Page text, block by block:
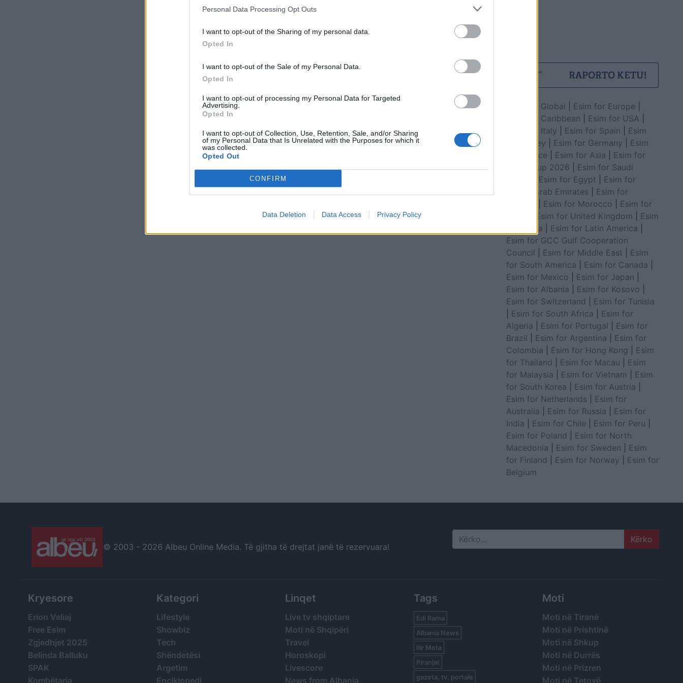
Personal Data Processing Opt Outs
I want to opt-out of the Sharing of my personal data.
Opted In
I want to opt-out of the Sale of my Personal Data.
Opted In
I want to opt-out of processing my Personal Data for Targeted
Advertising.
Opted In
I want to opt-out of Collection, Use, Retention, Sale, and/or Sharing
of my Personal Data that Is Unrelated with the Purposes for which it
was collected.
Opted Out
CONFIRM
Data Deletion Data Access Privacy Policy
Esim for Global Esim for Europe
Esim for Caribbean
Esim for USA
Esim for Italy
Esim for Spain
Esim
for Turkey
Esim for Germany
Esim
for Greece
Esim for Asia
Esim for
World Cup 2026
Esim for Saudi
Esim for Egypt
Esim for
United Arab Emirates
Esim for
Esim for Morocco
Esim for
Esim for United Kingdom
Esim
for Africa
Esim for Latin America
Esim for GCC Gulf Cooperation
Council
Esim for Middle East
Esim
for South America
Esim for Canada
Esim for Mexico
Esim for Japan
Esim for Albania
Esim for Kosovo
Esim for Switzerland
Esim for Tunisia
Esim for South Africa
Esim for
Algeria
Esim for Portugal
Esim for
Brazil
Esim for Argentina
Esim for
Colombia
Esim for Hong Kong
Esim
for Thailand
Esim for Macau
Esim
for Malaysia
Esim for Vietnam
Esim
for South Korea
Esim for Austria
Esim for Netherlands
Esim for
Australia
Esim for Russia
Esim for
India
Esim for Chile Esim for Peru
Esim for Poland
Esim for North
Macedonia
Esim for Sweden
Esim
for Finland
Esim for Norway
Esim for
Belgium
© 2003 - 2026 Albeu Online Media. Të gjitha të drejtat janë të rezervuara! Search
Kryesore
Erion Veliaj
Free Esim
Zgjedhjet 2025
Belinda Balluku
SPAK
Kombëtarja
Kategori
Lifestyle
Showbiz
Tech
Shëndetësi
Argetim
Enciklopedi
Linqet
Live tv shqiptare
Moti në Shqipëri
Travel
Horoskopi
Livescore
News from Albania
Tags
Edi Rama
Albania News
Ilir Meta
Piranjat
gazeta, tv, portale
Moti
Moti në Tiranë
Moti në Prishtinë
Moti në Shkup
Moti në Durrës
Moti në Prizren
Moti në Tetovë